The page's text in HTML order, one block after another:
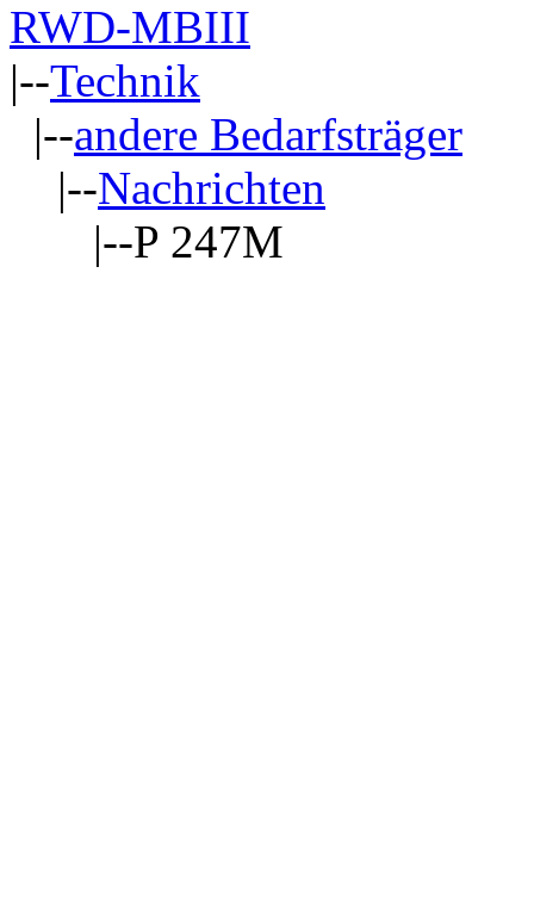
RWD-MBIII
|--Technik
|--andere Bedarfsträger
|--Nachrichten
|--P 247M